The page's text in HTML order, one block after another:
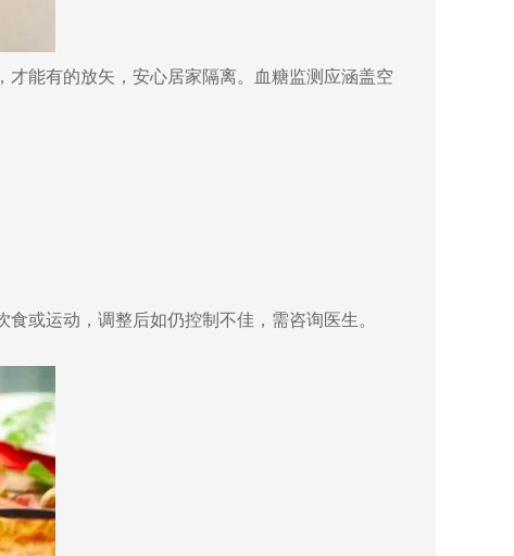
能有的放矢，安心居家隔离。血糖监测应涵盖空
或运动，调整后如仍控制不佳，需咨询医生。